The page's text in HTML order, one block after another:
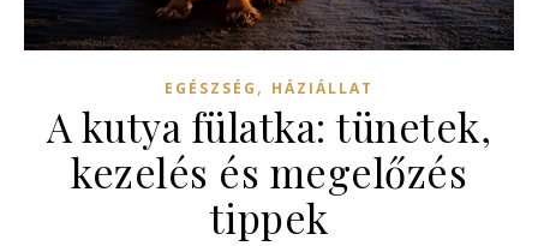
EGÉSZSÉG , HÁZIÁLLAT
A kutya fülatka: tünetek,
kezelés és megelőzés
tippek